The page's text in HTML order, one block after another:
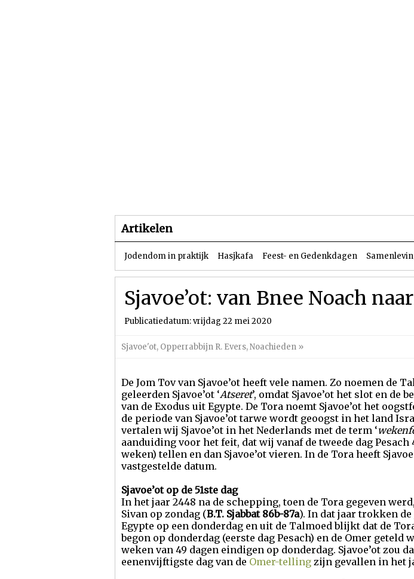
Artikelen
Jodendom in praktijk Hasjkafa Feest- en Gedenkdagen
Sjavoe’ot: van Bnee Noach
Publicatiedatum: vrijdag 22 mei 2020
Sjavoe'ot, Opperrabbijn R. Evers,Noachieden »
De Jom Tov van Sjavoe’ot heeft vele namen. Zo noemen de
geleerden Sjavoe’ot ‘Atseret’, omdat Sjavoe’ot het slot en de
van de Exodus uit Egypte. De Tora noemt Sjavoe’ot het
de periode van Sjavoe’ot tarwe wordt geoogst in het land
vertalen wij Sjavoe’ot in het Nederlands met de term ‘
aanduiding voor het feit, dat wij vanaf de tweede dag Pesach
weken) tellen en dan Sjavoe’ot vieren. In de Tora heeft
vastgestelde datum.
Sjavoe’ot op de 51ste dag
In het jaar 2448 na de schepping, toen de Tora gegeven
Sivan op zondag (B.T. Sjabbat 86b-87a). In dat jaar trokken de
Egypte op een donderdag en uit de Talmoed blijkt dat de
begon op donderdag (eerste dag Pesach) en de Omer geteld
weken van 49 dagen eindigen op donderdag. Sjavoe’ot zou
eenenvijftigste dag van de Omer-telling zijn gevallen in het